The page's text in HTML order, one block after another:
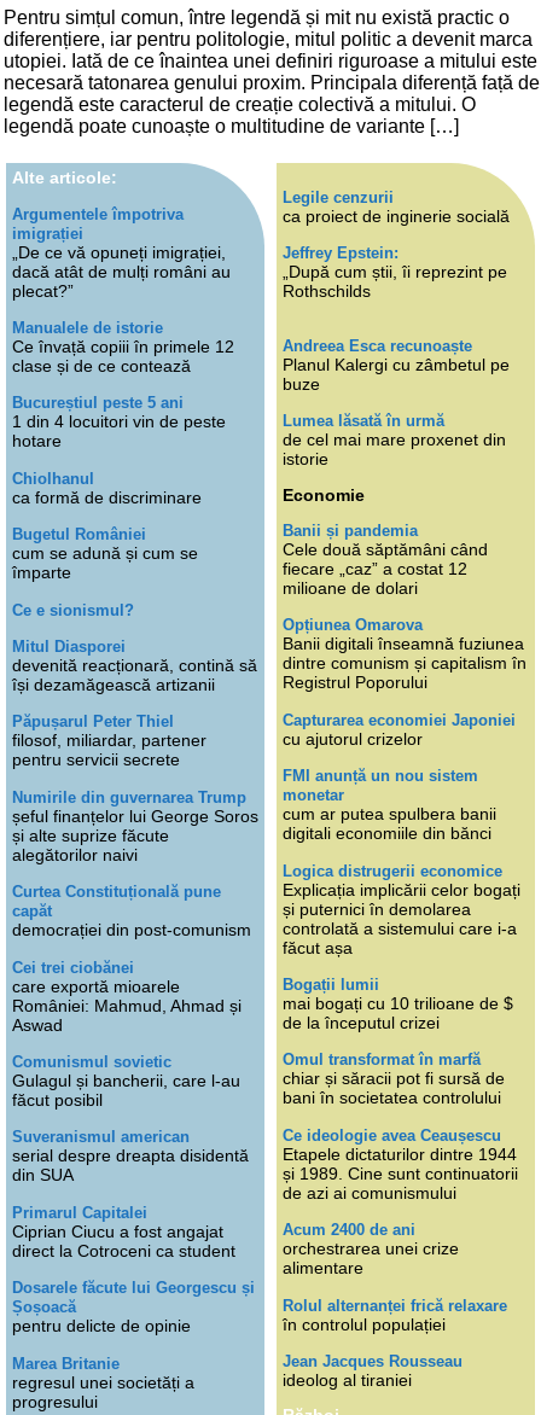
Pentru simțul comun, între legendă și mit nu există practic o
diferențiere, iar pentru politologie, mitul politic a devenit marca
utopiei. Iată de ce înaintea unei definiri riguroase a mitului este
necesară tatonarea genului proxim. Principala diferență față de
legendă este caracterul de creație colectivă a mitului. O
legendă poate cunoaște o multitudine de variante […]
Alte articole:
Argumentele împotriva
imigrației
„De ce vă opuneți imigrației,
dacă atât de mulți români au
plecat?”
Manualele de istorie
Ce învață copiii în primele 12
clase și de ce contează
Bucureștiul peste 5 ani
1 din 4 locuitori vin de peste
hotare
Chiolhanul
ca formă de discriminare
Bugetul României
cum se adună și cum se
împarte
Ce e sionismul?
Mitul Diasporei
devenită reacționară, contină să
își dezamăgească artizanii
Păpușarul Peter Thiel
filosof, miliardar, partener
pentru servicii secrete
Numirile din guvernarea Trump
șeful finanțelor lui George Soros
și alte suprize făcute
alegătorilor naivi
Curtea Constituțională pune
capăt
democrației din post-comunism
Cei trei ciobănei
care exportă mioarele
României: Mahmud, Ahmad și
Aswad
Comunismul sovietic
Gulagul și bancherii, care l-au
făcut posibil
Suveranismul american
serial despre dreapta disidentă
din SUA
Primarul Capitalei
Ciprian Ciucu a fost angajat
direct la Cotroceni ca student
Dosarele făcute lui Georgescu și
Șoșoacă
pentru delicte de opinie
Marea Britanie
regresul unei societăți a
progresului
Legile cenzurii
ca proiect de inginerie socială
Jeffrey Epstein:
„După cum știi, îi reprezint pe
Rothschilds
Andreea Esca recunoaște
Planul Kalergi cu zâmbetul pe
buze
Lumea lăsată în urmă
de cel mai mare proxenet din
istorie
Economie
Banii și pandemia
Cele două săptămâni când
fiecare „caz” a costat 12
milioane de dolari
Opțiunea Omarova
Banii digitali înseamnă fuziunea
dintre comunism și capitalism în
Registrul Poporului
Capturarea economiei Japoniei
cu ajutorul crizelor
FMI anunță un nou sistem
monetar
cum ar putea spulbera banii
digitali economiile din bănci
Logica distrugerii economice
Explicația implicării celor bogați
și puternici în demolarea
controlată a sistemului care i-a
făcut așa
Bogații lumii
mai bogați cu 10 trilioane de $
de la începutul crizei
Omul transformat în marfă
chiar și săracii pot fi sursă de
bani în societatea controlului
Ce ideologie avea Ceaușescu
Etapele dictaturilor dintre 1944
și 1989. Cine sunt continuatorii
de azi ai comunismului
Acum 2400 de ani
orchestrarea unei crize
alimentare
Rolul alternanței frică relaxare
în controlul populației
Jean Jacques Rousseau
ideolog al tiraniei